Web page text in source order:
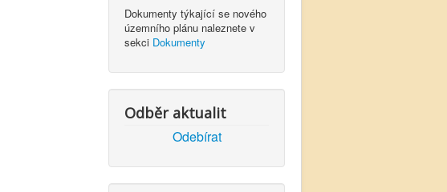
Dokumenty týkající se nového
územního plánu naleznete v
sekci Dokumenty
Odběr aktualit
Odebírat